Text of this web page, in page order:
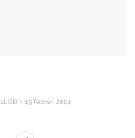
19 febrer, 2024